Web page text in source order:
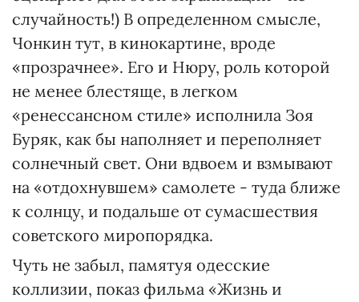
случайность!) В определенном смысле,
Чонкин тут, в кинокартине, вроде
«прозрачнее». Его и Нюру, роль которой
не менее блестяще, в легком
«ренессансном стиле» исполнила Зоя
Буряк, как бы наполняет и переполняет
солнечный свет. Они вдвоем и взмывают
на «отдохнувшем» самолете - туда ближе
к солнцу, и подальше от сумасшествия
советского миропорядка.
Чуть не забыл, памятуя одесские
коллизии, показ фильма «Жизнь и